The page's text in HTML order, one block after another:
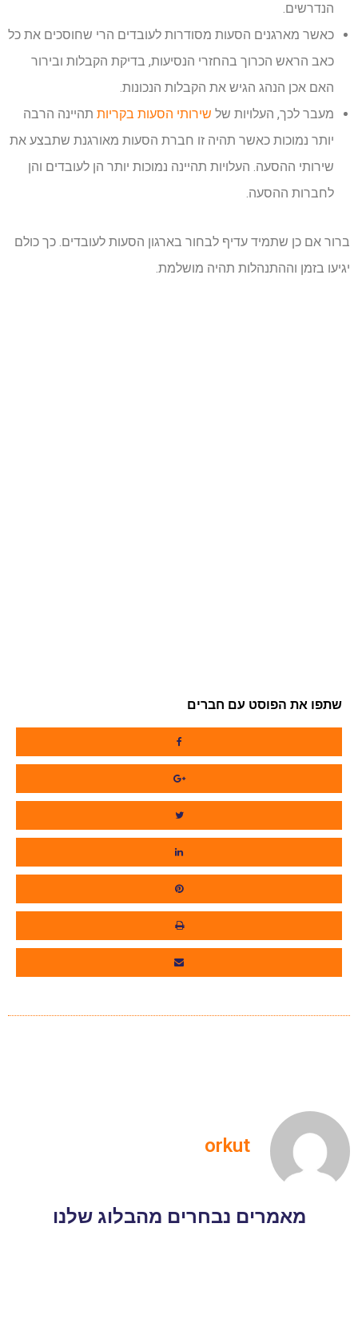
הנדרשים.
כאשר מארגנים הסעות מסודרות לעובדים הרי שחוסכים את כל
כאב הראש הכרוך בהחזרי הנסיעות, בדיקת הקבלות ובירור
האם אכן הנהג הגיש את הקבלות הנכונות.
מעבר לכך, העלויות של שירותי הסעות בקריות תהיינה הרבה
יותר נמוכות כאשר תהיה זו חברת הסעות מאורגנת שתבצע את
שירותי ההסעה. העלויות תהיינה נמוכות יותר הן לעובדים והן
לחברות ההסעה.
ברור אם כן שתמיד עדיף לבחור בארגון הסעות לעובדים. כך כולם
יגיעו בזמן וההתנהלות תהיה מושלמת.
שתפו את הפוסט עם חברים
orkut
מאמרים נבחרים מהבלוג שלנו